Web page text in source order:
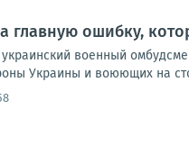
главную ошибку,
украинский военный
Украины и воюющих на